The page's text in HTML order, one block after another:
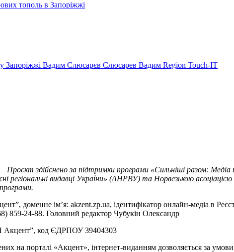
тополь в Запоріжжі
Запоріжжі Вадим Слюсарєв Слюсарев Вадим Region Touch-IT
Проєкт здійснено за підтримки програми «Сильніші разом:
регіональні видавці України» (АНРВУ) та Норвезькою асоціацією
доменне ім’я: akzent.zp.ua, ідентифікатор онлайн-медіа в
859-24-88. Головний редактор Чубукін Олександр
Акцент”, код ЄДРПОУ 39404303
на порталі «Акцент», інтернет-виданням дозволяється за